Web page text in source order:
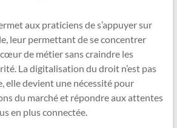
aux praticiens de s’appuyer sur
leur permettant de se concentrer
de métier sans craindre les
La digitalisation du droit n’est pas
elle devient une nécessité pour
du marché et répondre aux attentes
en plus connectée.